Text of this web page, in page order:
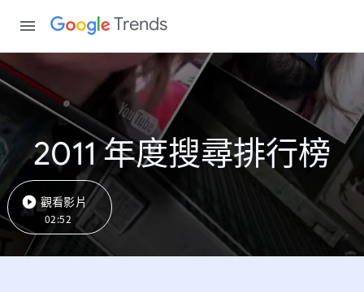
Trends
2011 年度搜尋排行榜
觀看影片
02:52